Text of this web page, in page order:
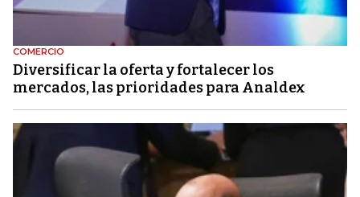
COMERCIO
Diversificar la oferta y fortalecer los
mercados, las prioridades para Analdex